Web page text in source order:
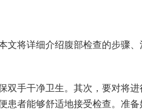
文将详细介绍腹部检查的步骤、
双手干净卫生。其次，要对将进
患者能够舒适地接受检查。准备